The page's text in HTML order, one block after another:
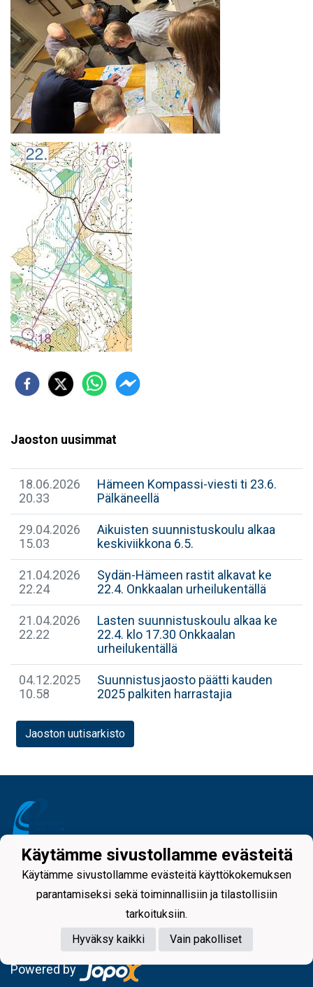
Jaoston uusimmat
18.06.2026
20.33
Hämeen Kompassi-viesti ti 23.6.
Pälkäneellä
29.04.2026
15.03
Aikuisten suunnistuskoulu alkaa
keskiviikkona 6.5.
21.04.2026
22.24
Sydän-Hämeen rastit alkavat ke
22.4. Onkkaalan urheilukentällä
21.04.2026
22.22
Lasten suunnistuskoulu alkaa ke
22.4. klo 17.30 Onkkaalan
urheilukentällä
04.12.2025
10.58
Suunnistusjaosto päätti kauden
2025 palkiten harrastajia
Jaoston uutisarkisto
Tietosuojaseloste
Powered by
Käytämme sivustollamme evästeitä
Käytämme sivustollamme evästeitä käyttökokemuksen
parantamiseksi sekä toiminnallisiin ja tilastollisiin
tarkoituksiin.
Hyväksy kaikki
Vain pakolliset